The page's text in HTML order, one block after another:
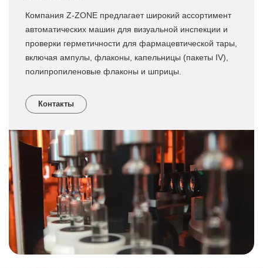
Компания Z-ZONE предлагает широкий ассортимент
автоматических машин для визуальной инспекции и
проверки герметичности для фармацевтической тары,
включая ампулы, флаконы, капельницы (пакеты IV),
полипропиленовые флаконы и шприцы.
Контакты